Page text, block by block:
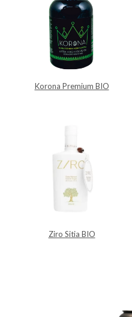
Korona Premium BIO
Ziro Sitia BIO